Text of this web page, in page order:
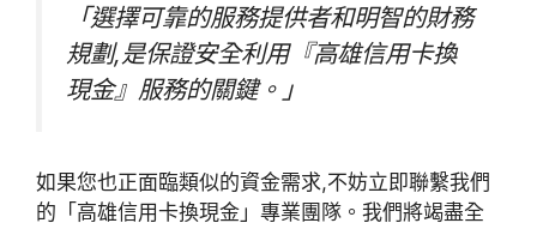
「選擇可靠的服務提供者和明智的財務
規劃,是保證安全利用『高雄信用卡換
現金』服務的關鍵。」
如果您也正面臨類似的資金需求,不妨立即聯繫我們
的「高雄信用卡換現金」專業團隊。我們將竭盡全